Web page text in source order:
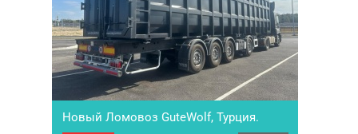
Новый Ломовоз GutеWolf, Турция.